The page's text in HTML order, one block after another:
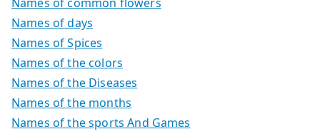
Names of days
Names of Spices
Names of the colors
Names of the Diseases
Names of the months
Names of the sports And Games